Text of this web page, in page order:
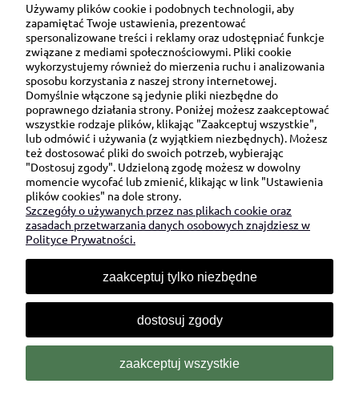
Ul. Brukowa 6/8 lok. 57/58
91-341 Łódź
NIP: 6751510615
SKONTAKTUJ SIĘ Z NAMI:
sklep@be-happygifts.com
+48 690 172 872
(pon-pt 9:00 - 15:30)
Używamy plików cookie i podobnych technologii, aby
zapamiętać Twoje ustawienia, prezentować
spersonalizowane treści i reklamy oraz udostępniać funkcje
związane z mediami społecznościowymi. Pliki cookie
wykorzystujemy również do mierzenia ruchu i analizowania
sposobu korzystania z naszej strony internetowej.
Domyślnie włączone są jedynie pliki niezbędne do
poprawnego działania strony. Poniżej możesz zaakceptować
wszystkie rodzaje plików, klikając "Zaakceptuj wszystkie",
lub odmówić i używania (z wyjątkiem niezbędnych). Możesz
też dostosować pliki do swoich potrzeb, wybierając
"Dostosuj zgody". Udzieloną zgodę możesz w dowolny
momencie wycofać lub zmienić, klikając w link "Ustawienia
plików cookies" na dole strony.
Szczegóły o używanych przez nas plikach cookie oraz
zasadach przetwarzania danych osobowych znajdziesz w
Polityce Prywatności.
zaakceptuj tylko niezbędne
dostosuj zgody
zaakceptuj wszystkie